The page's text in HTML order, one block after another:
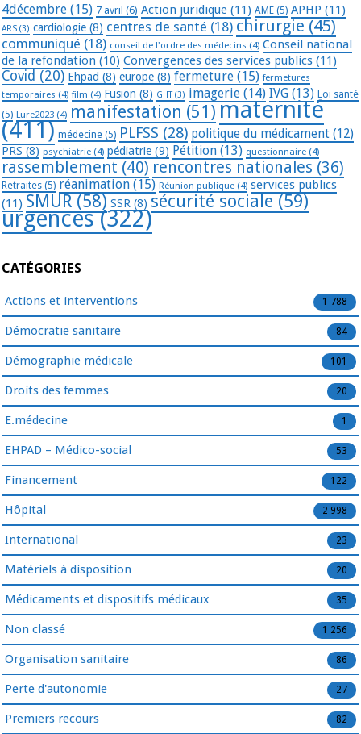
4décembre (15) 7 avril (6) Action juridique (11) AME (5) APHP (11)
ARS (3) cardiologie (8) centres de santé (18) chirurgie (45)
communiqué (18) conseil de l'ordre des médecins (4) Conseil national
de la refondation (10) Convergences des services publics (11)
Covid (20) Ehpad (8) europe (8) fermeture (15) fermetures
temporaires (4) film (4) Fusion (8) GHT(3) imagerie (14) IVG (13) Loi santé
(5) Lure2023 (4) manifestation (51) maternité
(411) médecine (5) PLFSS (28) politique du médicament (12)
PRS (8) psychiatrie (4) pédiatrie (9) Pétition (13) questionnaire (4)
rassemblement (40) rencontres nationales (36)
Retraites (5) réanimation (15) Réunion publique (4) services publics
(11) SMUR (58) SSR (8) sécurité sociale (59)
urgences(322)
CATÉGORIES
Actions et interventions 1 788
Démocratie sanitaire 84
Démographie médicale 101
Droits des femmes 20
E.médecine 1
EHPAD – Médico-social 53
Financement 122
Hôpital 2 998
International 23
Matériels à disposition 20
Médicaments et dispositifs médicaux 35
Non classé 1 256
Organisation sanitaire 86
Perte d'autonomie 27
Premiers recours 82